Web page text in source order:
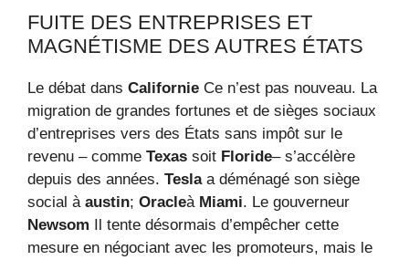
FUITE DES ENTREPRISES ET
MAGNÉTISME DES AUTRES ÉTATS
Le débat dans Californie Ce n’est pas nouveau. La
migration de grandes fortunes et de sièges sociaux
d’entreprises vers des États sans impôt sur le
revenu – comme Texas soit Floride– s’accélère
depuis des années. Teslaa déménagé son siège
social à austin; Oracleà Miami. Le gouverneur
Newsom Il tente désormais d’empêcher cette
mesure en négociant avec les promoteurs, mais le